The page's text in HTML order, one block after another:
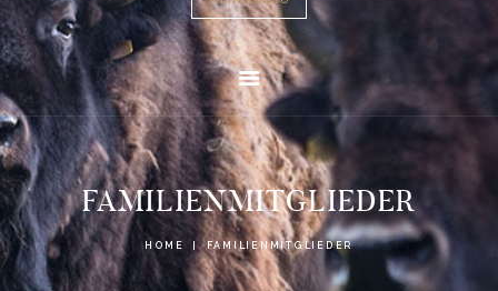
FAMILIENMITGLIEDER
HOME FAMILIENMITGLIEDER